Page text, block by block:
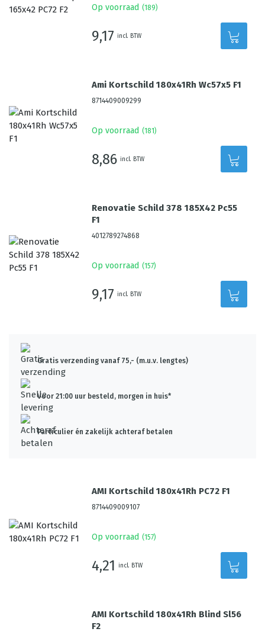
Op voorraad (189)
9,17 incl. BTW
Ami Kortschild 180x41Rh Wc57x5 F1
8714409009299
Op voorraad (181 )
8,86 incl. BTW
Renovatie Schild 378 185X42 Pc55
F1
4012789274868
Op voorraad (157)
9,17 incl. BTW
Gratis verzending vanaf 75,- (m.u.v. lengtes)
Voor 21:00 uur besteld, morgen in huis*
Particulier én zakelijk achteraf betalen
AMI Kortschild 180x41Rh PC72 F1
8714409009107
Op voorraad (157)
4,21 incl. BTW
AMI Kortschild 180x41Rh Blind Sl56
F2